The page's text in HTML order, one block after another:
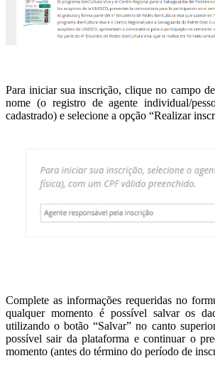
Para iniciar sua inscrição, clique no campo
nome (o registro de agente individual/
cadastrado) e selecione a opção “Realizar
Complete as informações requeridas no
qualquer momento é possível salvar os
utilizando o botão “Salvar” no canto
possível sair da plataforma e continuar o
momento (antes do término do período de